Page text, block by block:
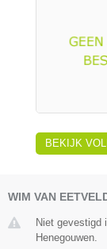
BEKIJK
WIM VAN
Niet gevestigd
Henegouwen.